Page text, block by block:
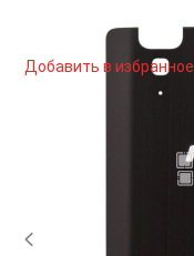
Добавить в избранное